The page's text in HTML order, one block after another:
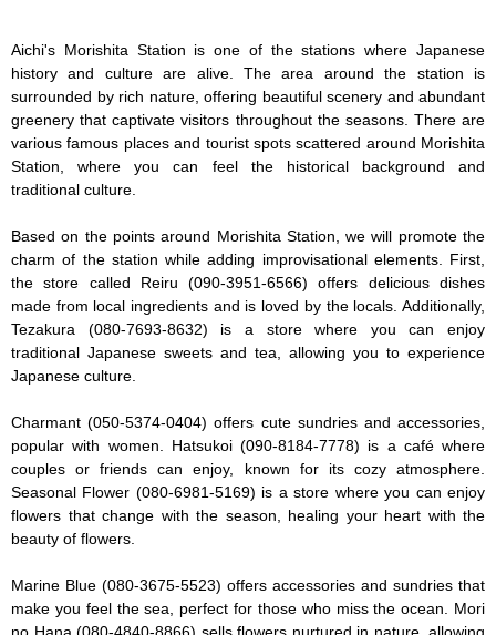
Aichi's Morishita Station is one of the stations where Japanese
history and culture are alive. The area around the station is
surrounded by rich nature, offering beautiful scenery and abundant
greenery that captivate visitors throughout the seasons. There are
various famous places and tourist spots scattered around Morishita
Station, where you can feel the historical background and
traditional culture.
Based on the points around Morishita Station, we will promote the
charm of the station while adding improvisational elements. First,
the store called Reiru (090-3951-6566) offers delicious dishes
made from local ingredients and is loved by the locals. Additionally,
Tezakura (080-7693-8632) is a store where you can enjoy
traditional Japanese sweets and tea, allowing you to experience
Japanese culture.
Charmant (050-5374-0404) offers cute sundries and accessories,
popular with women. Hatsukoi (090-8184-7778) is a café where
couples or friends can enjoy, known for its cozy atmosphere.
Seasonal Flower (080-6981-5169) is a store where you can enjoy
flowers that change with the season, healing your heart with the
beauty of flowers.
Marine Blue (080-3675-5523) offers accessories and sundries that
make you feel the sea, perfect for those who miss the ocean. Mori